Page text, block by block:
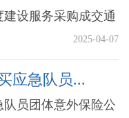
设服务采购成交通
2025-04-07
应急队员...
员团体意外保险公